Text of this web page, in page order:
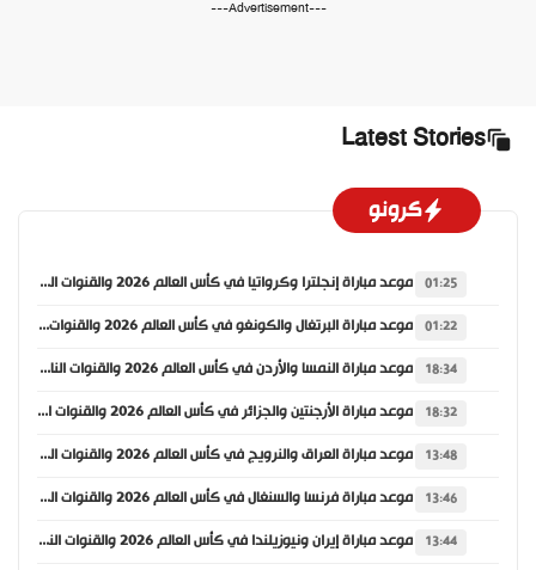
---Advertisement---
Latest Stories
كرونو
01:25 موعد مباراة إنجلترا وكرواتيا في كأس العالم 2026 والقنوات الناقلة
01:22 موعد مباراة البرتغال والكونغو في كأس العالم 2026 والقنوات الناقلة
18:34 موعد مباراة النمسا والأردن في كأس العالم 2026 والقنوات الناقلة
18:32 موعد مباراة الأرجنتين والجزائر في كأس العالم 2026 والقنوات الناقلة
13:48 موعد مباراة العراق والنرويج في كأس العالم 2026 والقنوات الناقلة
13:46 موعد مباراة فرنسا والسنغال في كأس العالم 2026 والقنوات الناقلة
13:44 موعد مباراة إيران ونيوزيلندا في كأس العالم 2026 والقنوات الناقلة